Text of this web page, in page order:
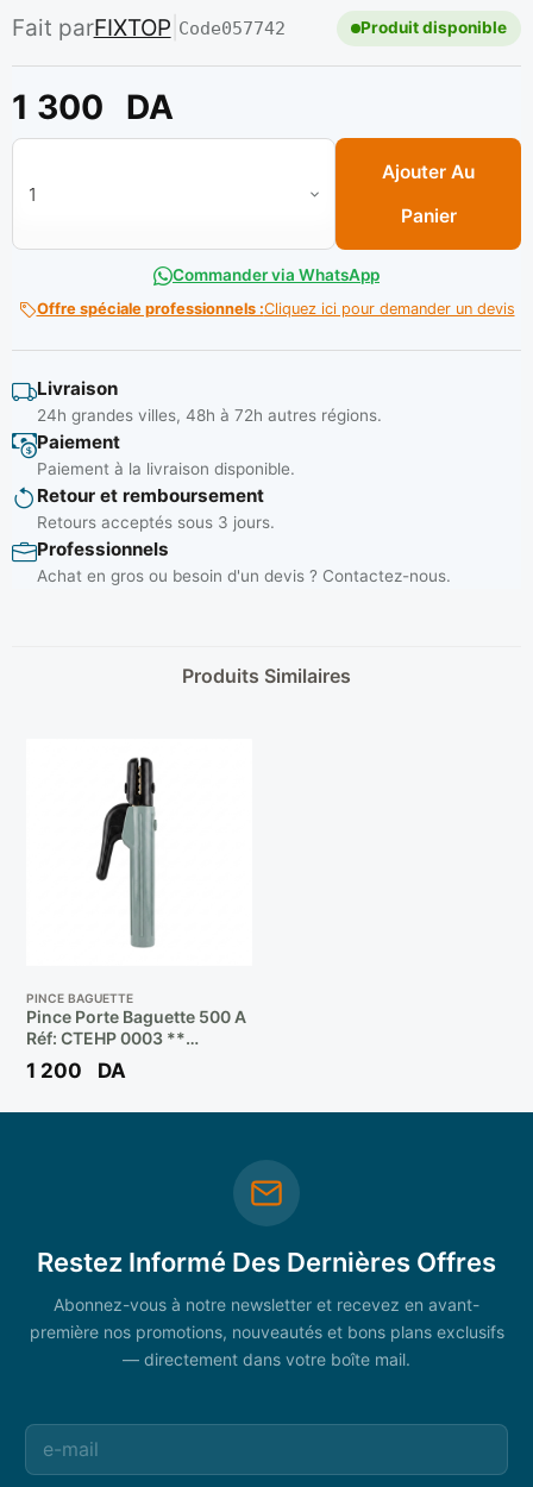
Fait parFIXTOP Code057742 Produit disponible
1 300 DA
quantité de Pince Porte baguette 800 AM Ref: 16201 **
Ajouter Au
Panier
Commander via WhatsApp
Offre spéciale professionnels :Cliquez ici pour demander un devis
Livraison
24h grandes villes, 48h à 72h autres régions.
Paiement
Paiement à la livraison disponible.
Retour et remboursement
Retours acceptés sous 3 jours.
Professionnels
Achat en gros ou besoin d'un devis ? Contactez-nous.
Produits Similaires
PINCE BAGUETTE
Pince Porte Baguette 500 A
Réf: CTEHP 0003 **
CROWN
1 200 DA
Restez Informé Des Dernières Offres
Abonnez-vous à notre newsletter et recevez en avant-
première nos promotions, nouveautés et bons plans exclusifs
— directement dans votre boîte mail.